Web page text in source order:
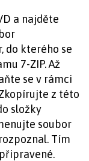
a najděte
do kterého se
7-ZIP. Až
se v rámci
z této
složky
soubor
Tím